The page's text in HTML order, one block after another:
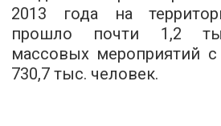
2013 года на
прошло почти 1,2
массовых мероприятий с
730,7 тыс. человек.